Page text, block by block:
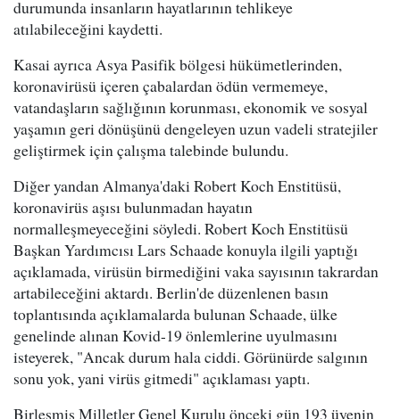
durumunda insanların hayatlarının tehlikeye
atılabileceğini kaydetti.
Kasai ayrıca Asya Pasifik bölgesi hükümetlerinden,
koronavirüsü içeren çabalardan ödün vermemeye,
vatandaşların sağlığının korunması, ekonomik ve sosyal
yaşamın geri dönüşünü dengeleyen uzun vadeli stratejiler
geliştirmek için çalışma talebinde bulundu.
Diğer yandan Almanya'daki Robert Koch Enstitüsü,
koronavirüs aşısı bulunmadan hayatın
normalleşmeyeceğini söyledi. Robert Koch Enstitüsü
Başkan Yardımcısı Lars Schaade konuyla ilgili yaptığı
açıklamada, virüsün birmediğini vaka sayısının takrardan
artabileceğini aktardı. Berlin'de düzenlenen basın
toplantısında açıklamalarda bulunan Schaade, ülke
genelinde alınan Kovid-19 önlemlerine uyulmasını
isteyerek, "Ancak durum hala ciddi. Görünürde salgının
sonu yok, yani virüs gitmedi" açıklaması yaptı.
Birleşmiş Milletler Genel Kurulu önceki gün 193 üyenin